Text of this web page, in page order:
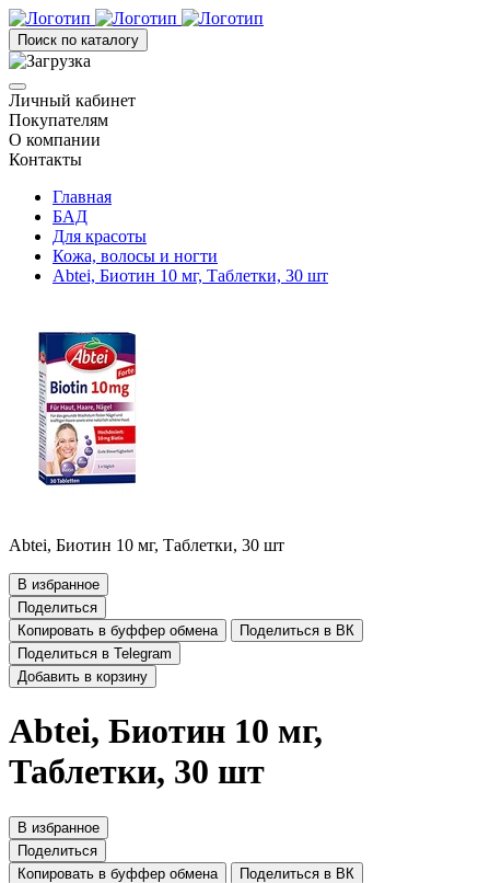
Поиск по каталогу
Личный кабинет
Покупателям
О компании
Контакты
Главная
БАД
Для красоты
Кожа, волосы и ногти
Abtei, Биотин 10 мг, Таблетки, 30 шт
Abtei, Биотин 10 мг, Таблетки, 30 шт
В избранное
Поделиться
Копировать в буффер обмена
Поделиться в ВК
Поделиться в Telegram
Добавить в корзину
Abtei, Биотин 10 мг,
Таблетки, 30 шт
В избранное
Поделиться
Копировать в буффер обмена
Поделиться в ВК